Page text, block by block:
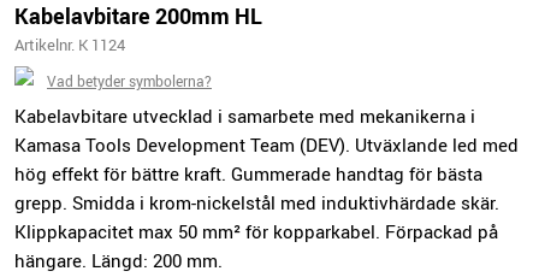
Kabelavbitare 200mm HL
Artikelnr. K 1124
Vad betyder symbolerna?
Kabelavbitare utvecklad i samarbete med mekanikerna i
Kamasa Tools Development Team (DEV). Utväxlande led med
hög effekt för bättre kraft. Gummerade handtag för bästa
grepp. Smidda i krom-nickelstål med induktivhärdade skär.
Klippkapacitet max 50 mm² för kopparkabel. Förpackad på
hängare. Längd: 200 mm.